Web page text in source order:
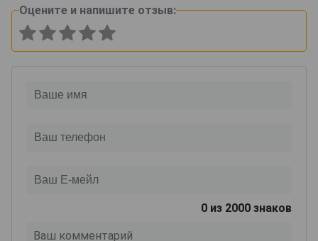
Оцените и напишите отзыв:
0 из 2000 знаков